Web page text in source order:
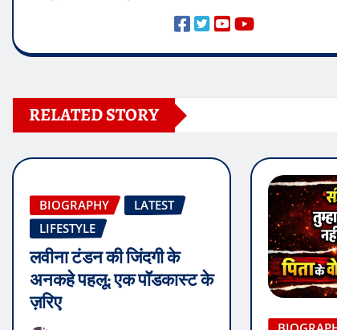
RELATED STORY
BIOGRAPHY
LATEST
LIFESTYLE
लवीना टंडन की जिंदगी के
अनकहे पहलू: एक पॉडकास्ट के
ज़रिए